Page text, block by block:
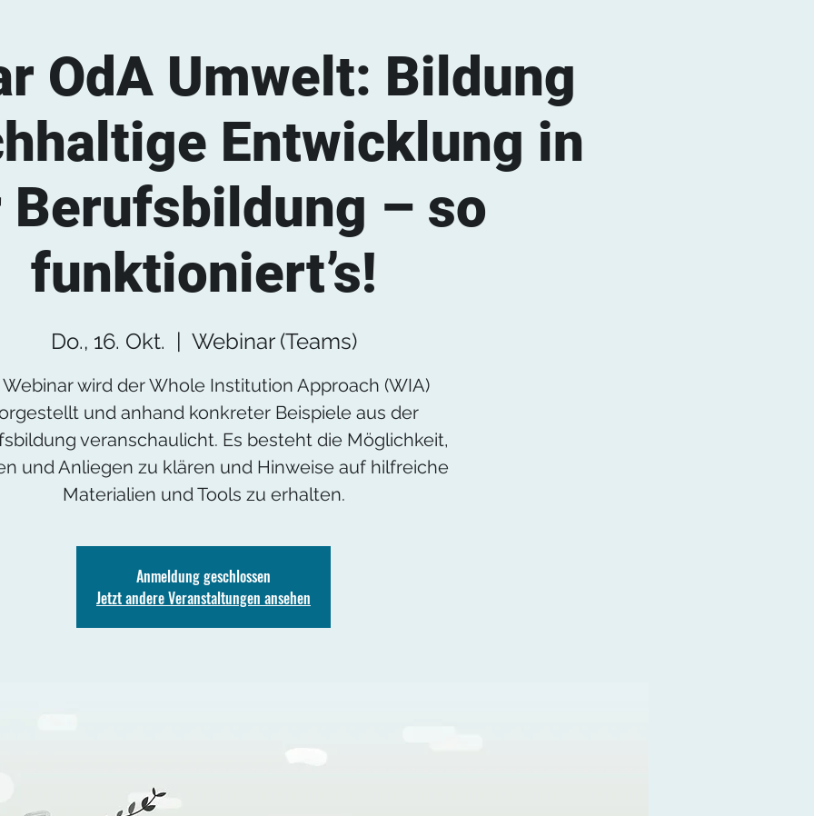
OdA Umwelt: Bildung
Entwicklung in
Berufsbildung – so
funktioniert’s!
Do., 16. Okt.
  |
Webinar (Teams)
Webinar wird der Whole Institution Approach (WIA)
und anhand konkreter Beispiele aus der
veranschaulicht. Es besteht die Möglichkeit,
und Anliegen zu klären und Hinweise auf hilfreiche
Materialien und Tools zu erhalten.
Anmeldung geschlossen
Jetzt andere Veranstaltungen ansehen